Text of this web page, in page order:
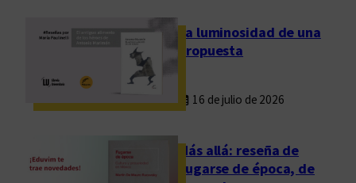
La luminosidad de una
propuesta
16 de julio de 2026
Más allá: reseña de
Fugarse de época, de